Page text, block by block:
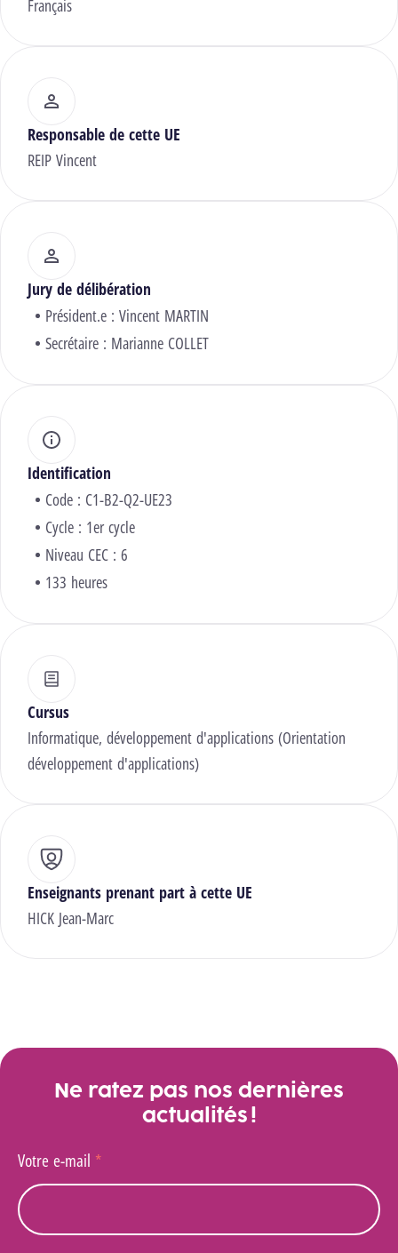
Français
Responsable de cette UE
REIP Vincent
Jury de délibération
Président.e : Vincent MARTIN
Secrétaire : Marianne COLLET
Identification
Code : C1-B2-Q2-UE23
Cycle : 1er cycle
Niveau CEC : 6
133 heures
Cursus
Informatique, développement d'applications (Orientation
développement d'applications)
Enseignants prenant part à cette UE
HICK Jean-Marc
Ne ratez pas nos dernières
actualités !
Votre e-mail *